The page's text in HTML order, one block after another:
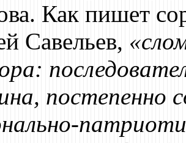
Как пишет
Савельев,
постепенно